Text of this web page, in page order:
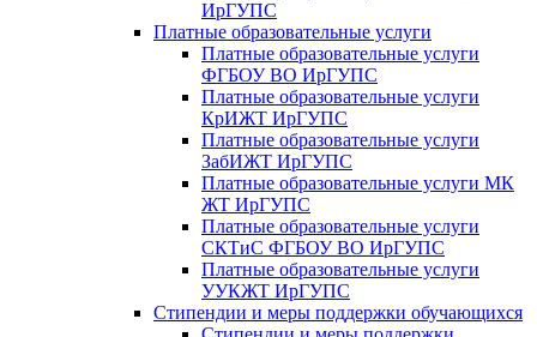
ИрГУПС
Платные образовательные услуги
Платные образовательные услуги
ФГБОУ ВО ИрГУПС
Платные образовательные услуги
КрИЖТ ИрГУПС
Платные образовательные услуги
ЗабИЖТ ИрГУПС
Платные образовательные услуги МК
ЖТ ИрГУПС
Платные образовательные услуги
СКТиС ФГБОУ ВО ИрГУПС
Платные образовательные услуги
УУКЖТ ИрГУПС
Стипендии и меры поддержки обучающихся